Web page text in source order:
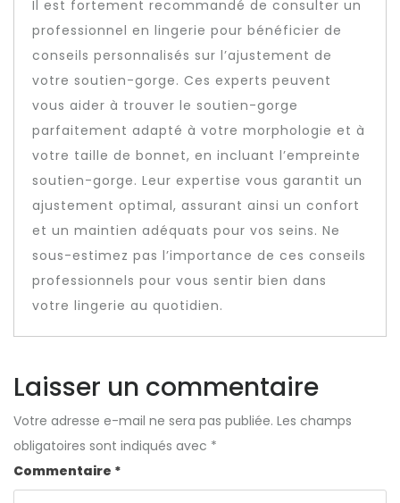
Il est fortement recommandé de consulter un
professionnel en lingerie pour bénéficier de
conseils personnalisés sur l’ajustement de
votre soutien-gorge. Ces experts peuvent
vous aider à trouver le soutien-gorge
parfaitement adapté à votre morphologie et à
votre taille de bonnet, en incluant l’empreinte
soutien-gorge. Leur expertise vous garantit un
ajustement optimal, assurant ainsi un confort
et un maintien adéquats pour vos seins. Ne
sous-estimez pas l’importance de ces conseils
professionnels pour vous sentir bien dans
votre lingerie au quotidien.
Laisser un commentaire
Votre adresse e-mail ne sera pas publiée. Les champs
obligatoires sont indiqués avec *
Commentaire *